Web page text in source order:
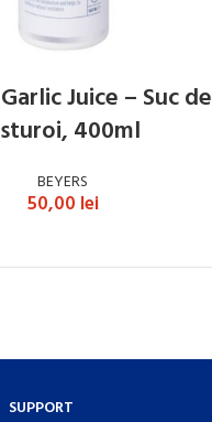
Juice – Suc de
400ml
BEYERS
50,00 lei
SUPPORT